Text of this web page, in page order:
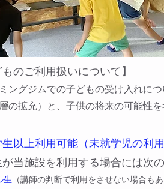
ものご利用扱いについて​】
ングジムでの子どもの受け入れに
の拡充）と、子供の将来の可能性
以上利用可能（未就学児の利用
当施設を利用する場合には次
生 （講師の判断で利用をさせない場合もあ